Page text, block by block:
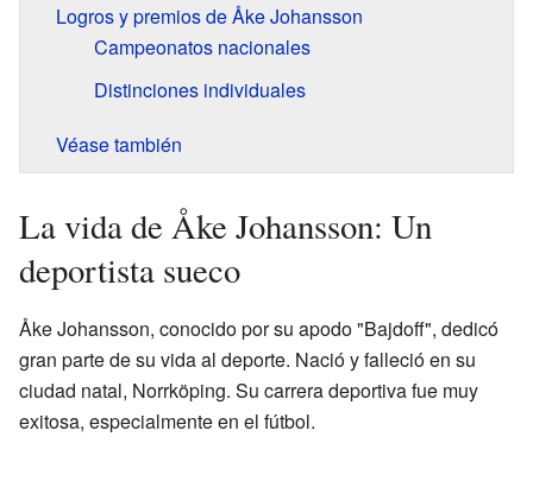
Logros y premios de Åke Johansson
Campeonatos nacionales
Distinciones individuales
Véase también
La vida de Åke Johansson: Un
deportista sueco
Åke Johansson, conocido por su apodo "Bajdoff", dedicó
gran parte de su vida al deporte. Nació y falleció en su
ciudad natal, Norrköping. Su carrera deportiva fue muy
exitosa, especialmente en el fútbol.